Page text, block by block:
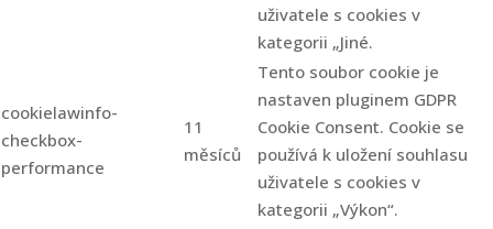
uživatele s cookies v
kategorii „Jiné.
cookielawinfo-
checkbox-
performance
11
měsíců
Tento soubor cookie je
nastaven pluginem GDPR
Cookie Consent. Cookie se
používá k uložení souhlasu
uživatele s cookies v
kategorii „Výkon“.